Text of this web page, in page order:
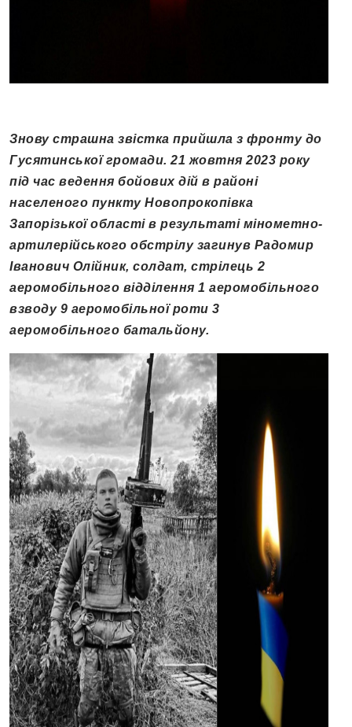
Знову страшна звістка прийшла з фронту до
Гусятинської громади. 21 жовтня 2023 року
під час ведення бойових дій в районі
населеного пункту Новопрокопівка
Запорізької області в результаті мінометно-
артилерійського обстрілу загинув Радомир
Іванович Олійник, солдат, стрілець 2
аеромобільного відділення 1 аеромобільного
взводу 9 аеромобільної роти 3
аеромобільного батальйону.